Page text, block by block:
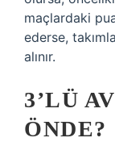
maçlardaki
ederse,
alınır.
3’LÜ
ÖNDE?